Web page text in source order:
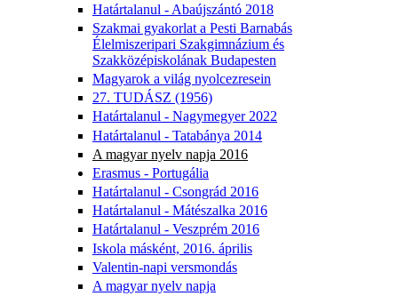
Határtalanul - Abaújszántó 2018
Szakmai gyakorlat a Pesti Barnabás
Élelmiszeripari Szakgimnázium és
Szakközépiskolának Budapesten
Magyarok a világ nyolcezresein
27. TUDÁSZ (1956)
Határtalanul - Nagymegyer 2022
Határtalanul - Tatabánya 2014
A magyar nyelv napja 2016
Erasmus - Portugália
Határtalanul - Csongrád 2016
Határtalanul - Mátészalka 2016
Határtalanul - Veszprém 2016
Iskola másként, 2016. április
Valentin-napi versmondás
A magyar nyelv napja